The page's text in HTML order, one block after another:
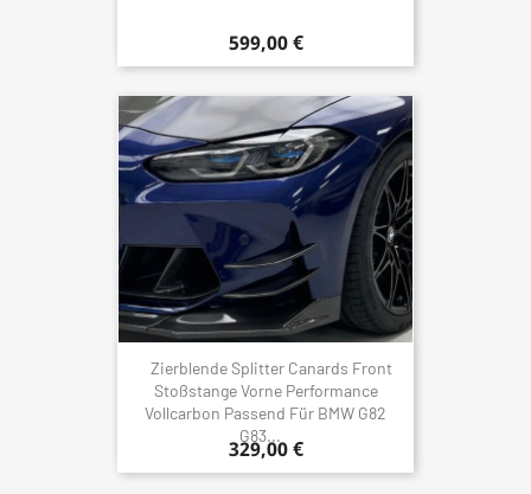
599,00 €
Zierblende Splitter Canards Front
Stoßstange Vorne Performance
Vollcarbon Passend Für BMW G82
G83...
329,00 €